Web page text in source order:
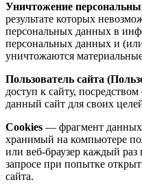
Уничтожение
результате которых
персональных данных в
персональных данных и
уничтожаются
Пользователь сайта
доступ к сайту,
данный сайт для своих
Cookies — фрагмент
хранимый на компьютере
или веб-браузер каждый раз
запросе при попытке
сайта.